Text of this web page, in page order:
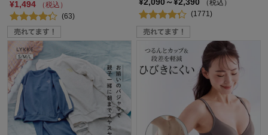
¥1,494
（税込）
(63)
¥2,090～¥2,390
（税込）
(1771)